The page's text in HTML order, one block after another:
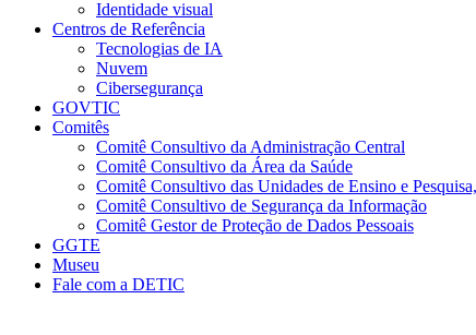
Identidade visual
Centros de Referência
Tecnologias de IA
Nuvem
Cibersegurança
GOVTIC
Comitês
Comitê Consultivo da Administração Central
Comitê Consultivo da Área da Saúde
Comitê Consultivo das Unidades de Ensino e
Comitê Consultivo de Segurança da Informação
Comitê Gestor de Proteção de Dados Pessoais
GGTE
Museu
Fale com a DETIC